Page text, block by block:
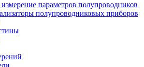
параметров полупроводников
полупроводниковых приборов